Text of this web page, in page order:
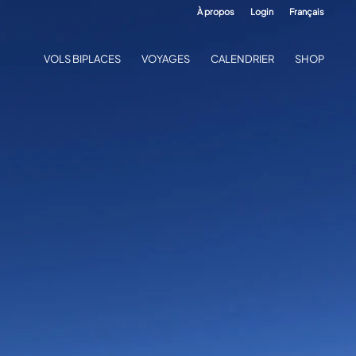
À propos Login Français
VOLS BIPLACES VOYAGES CALENDRIER SHOP